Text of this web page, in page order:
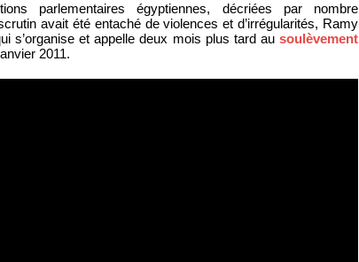
parlementaires égyptiennes, décriées par nombre
avait été entaché de violences et d’irrégularités, Ramy
s’organise et appelle deux mois plus tard ausoulèvement
2011.